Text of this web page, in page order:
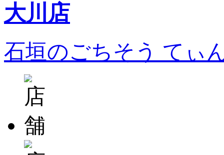
石垣のごちそう てぃ